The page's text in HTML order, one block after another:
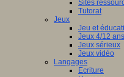
Sites
Tutorat
Jeux
Jeu et
Jeux 4/12 ans
Jeux sérieux
Jeux vidéo
Langages
Ecriture